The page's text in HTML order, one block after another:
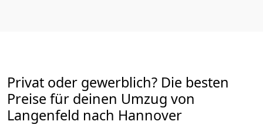
Privat oder gewerblich? Die besten
Preise für deinen Umzug von
Langenfeld nach Hannover